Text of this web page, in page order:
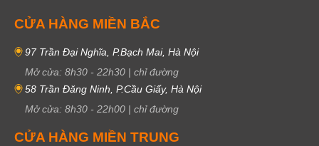
CỬA HÀNG MIỀN BẮC
97 Trần Đại Nghĩa, P.Bạch Mai, Hà Nội
Mở cửa: 8h30 - 22h30 | chỉ đường
58 Trần Đăng Ninh, P.Cầu Giấy, Hà Nội
Mở cửa: 8h30 - 22h00 | chỉ đường
CỬA HÀNG MIỀN TRUNG